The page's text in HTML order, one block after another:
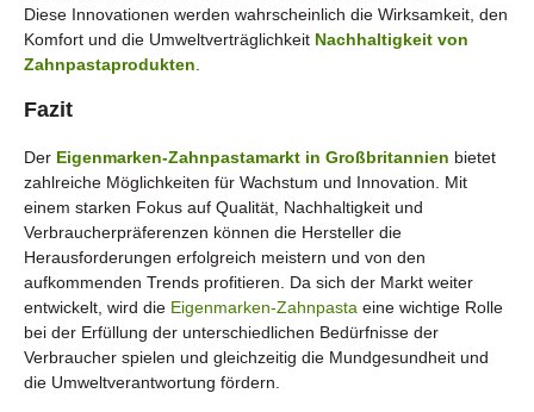
Diese Innovationen werden wahrscheinlich die Wirksamkeit, den
Komfort und die Umweltverträglichkeit Nachhaltigkeit von
Zahnpastaprodukten
Fazit
Der Eigenmarken-Zahnpastamarkt in Großbritannien bietet
zahlreiche Möglichkeiten für Wachstum und Innovation. Mit
einem starken Fokus auf Qualität, Nachhaltigkeit und
Verbraucherpräferenzen können die Hersteller die
Herausforderungen erfolgreich meistern und von den
aufkommenden Trends profitieren. Da sich der Markt weiter
entwickelt, wird die Eigenmarken-Zahnpasta eine wichtige Rolle
bei der Erfüllung der unterschiedlichen Bedürfnisse der
Verbraucher spielen und gleichzeitig die Mundgesundheit und
die Umweltverantwortung fördern.